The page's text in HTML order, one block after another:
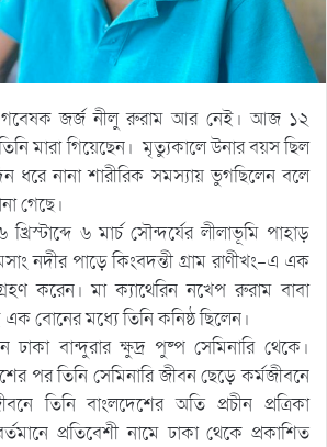
জর্জ নীলু রুরাম আর নেই। আজ ১২
মারা গিয়েছেন। মৃত্যুকালে উনার বয়স ছিল
ধরে নানা শারীরিক সমস্যায় ভুগছিলেন বলে
গেছে।
৬ মার্চ সৌন্দর্যের লীলাভূমি পাহাড়
নদীর পাড়ে কিংবদন্তী গ্রাম রাণীখং-এ এক
করেন। মা ক্যাথেরিন নখেপ রুরাম বাবা
বোনের মধ্যে তিনি কনিষ্ঠ ছিলেন।
বান্দুরার ক্ষুদ্র পুষ্প সেমিনারি থেকে।
পর তিনি সেমিনারি জীবন ছেড়ে কর্মজীবনে
তিনি বাংলদেশের অতি প্রচীন প্রত্রিকা
প্রতিবেশী নামে ঢাকা থেকে প্রকাশিত